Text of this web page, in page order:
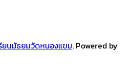
ยนมัธยมวัดหนองแขม. Powered by